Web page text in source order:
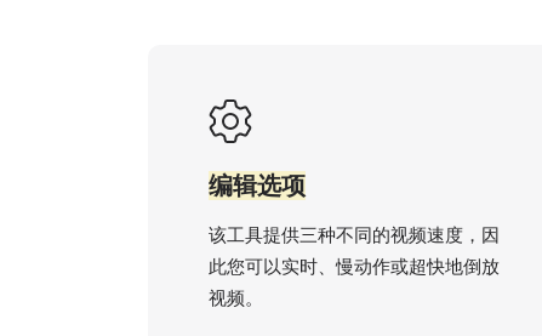
编辑选项
该工具提供三种不同的视频速度，因
此您可以实时、慢动作或超快地倒放
视频。